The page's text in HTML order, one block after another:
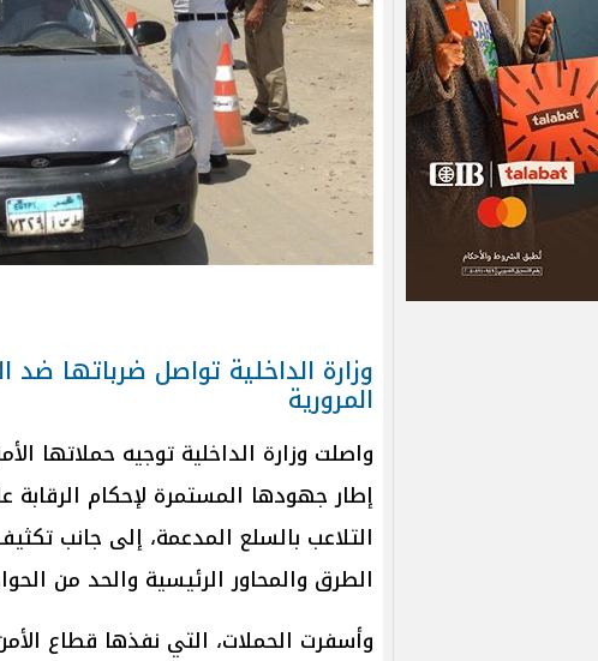
وزارة الداخلية تواصل ضرباتها ضد
المرورية
واصلت وزارة الداخلية توجيه حملاتها
إطار جهودها المستمرة لإحكام
التلاعب بالسلع المدعمة، إلى جانب
الطرق والمحاور الرئيسية والحد من
وأسفرت الحملات، التي نفذها قطاع